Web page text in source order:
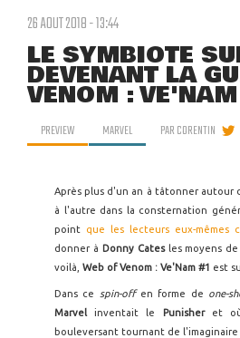
26 AOUT 2018 - 13:44
LE SYMBIOTE
DEVENANT LA
VENOM :
PREVIEW MARVEL PARCORENTIN
Après plus d'un an à tâtonner
à l'autre dans la consternation
point que les lecteurs eux-mêmes
donner à Donny Catesles moyens
voilà, Web of Venom : Ve'Nam #1 est
Dans ce spin-offen forme de one-
Marvel inventait le Punisheret
bouleversant tournant de l'imaginaire